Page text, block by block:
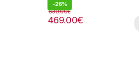
-26%
469.00€
630.00€